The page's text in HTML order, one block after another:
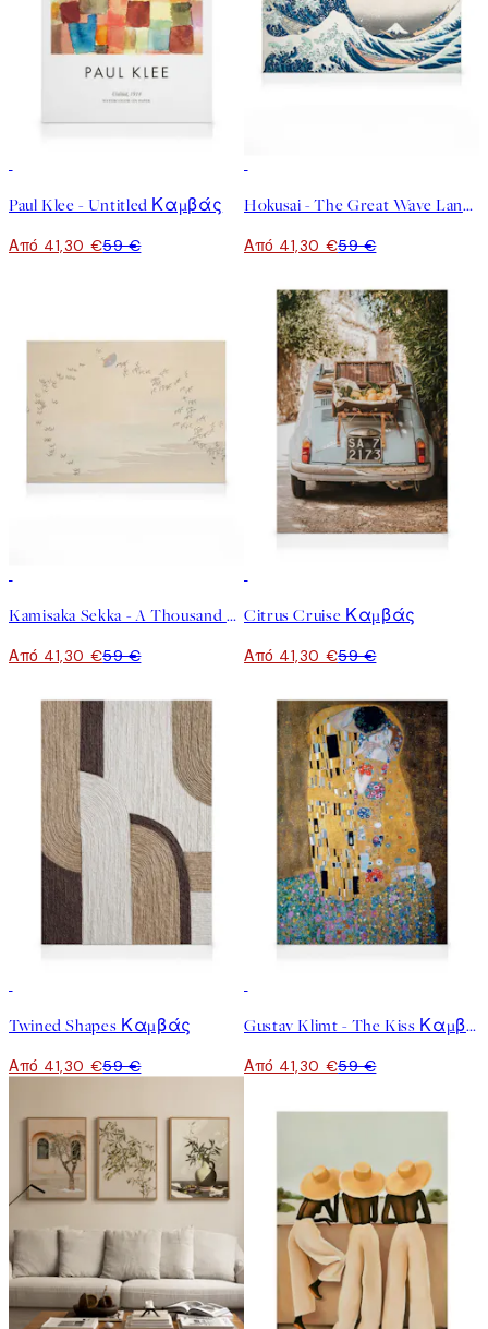
Paul Klee - Untitled Καμβάς
Από 41,30 €59 €
Hokusai - The Great Wave Landscape Καμβάς
Από 41,30 €59 €
Kamisaka Sekka - A Thousand Grasses Pl.09 Καμβάς
Από 41,30 €59 €
Citrus Cruise Καμβάς
Από 41,30 €59 €
Twined Shapes Καμβάς
Από 41,30 €59 €
Gustav Klimt - The Kiss Καμβάς
Από 41,30 €59 €